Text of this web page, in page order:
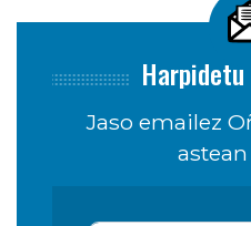
Jaso emailez